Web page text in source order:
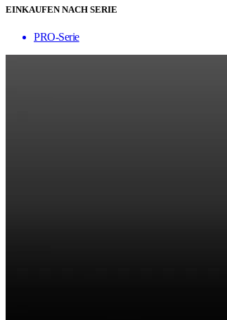
EINKAUFEN NACH SERIE
PRO-Serie